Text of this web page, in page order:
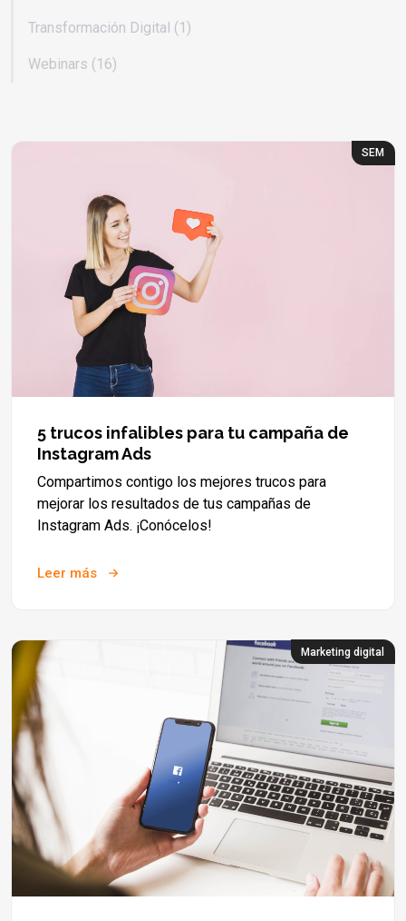
Transformación Digital (1)
Webinars (16)
SEM
5 trucos infalibles para tu campaña de
Instagram Ads
Compartimos contigo los mejores trucos para
mejorar los resultados de tus campañas de
Instagram Ads. ¡Conócelos!
Leer más
Marketing digital